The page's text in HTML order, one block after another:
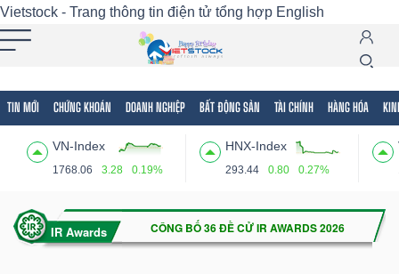
Vietstock - Trang thông tin điện tử tổng hợp English
TIN MỚI CHỨNG KHOÁN DOANH NGHIỆP BẤT ĐỘNG SẢN TÀI CHÍNH HÀNG HÓA
VN-Index
1768.06 3.28 0.19%
HNX-Index
293.44 0.80 0.27%
Tất cả Tính năng Ngành Mã chứng khoán
Tính
(-)
VIETSTOCK